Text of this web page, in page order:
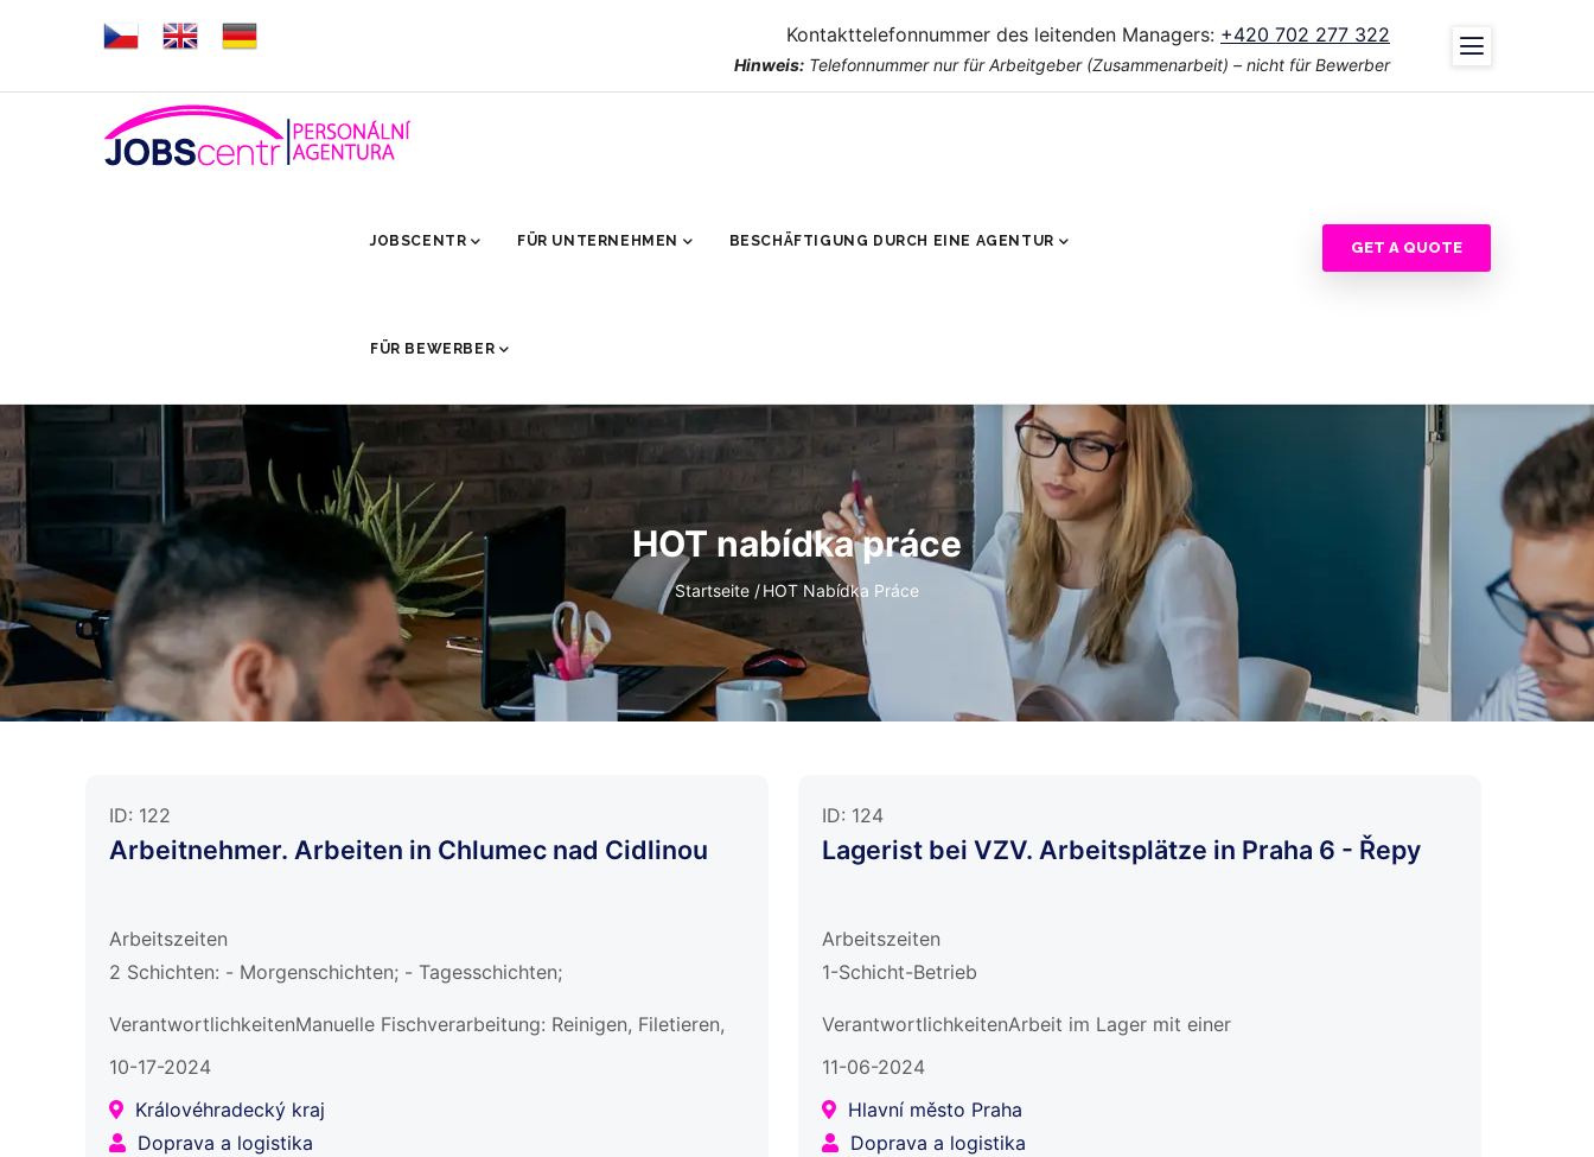
Kontakttelefonnummer des leitenden Managers: +420 702 277 322
Hinweis: Telefonnummer nur für Arbeitgeber (Zusammenarbeit) – nicht für Bewerber
JOBSCENTR FÜR UNTERNEHMEN BESCHÄFTIGUNG DURCH EINE AGENTUR
FÜR BEWERBER
GET A QUOTE
HOT nabídka práce
Pfadnavigation
Startseite /HOT Nabídka Práce
ID: 122
Arbeitnehmer. Arbeiten in Chlumec nad Cidlinou
Arbeitszeiten
2 Schichten: - Morgenschichten; - Tagesschichten;
VerantwortlichkeitenManuelle Fischverarbeitung: Reinigen, Filetieren,
Sortieren und Verpacken…
10-17-2024
Královéhradecký kraj
Doprava a logistika
ID: 124
Lagerist bei VZV. Arbeitsplätze in Praha 6 - Řepy
Arbeitszeiten
1-Schicht-Betrieb
VerantwortlichkeitenArbeit im Lager mit einer
Sackkarre;Kommissionieren, Verpacken und Versenden von
11-06-2024
Hlavní město Praha
Doprava a logistika